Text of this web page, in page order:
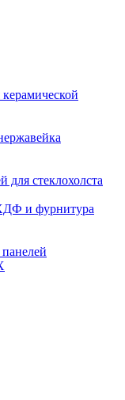
для стеклохолста
и фурнитура